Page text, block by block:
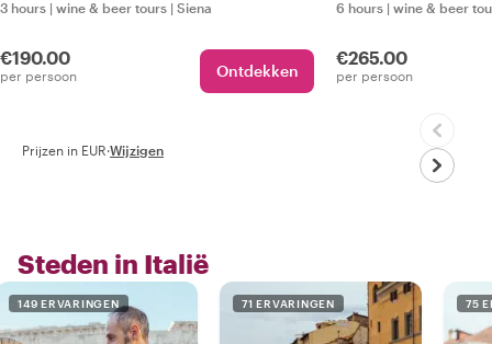
3 hours | wine & beer tours | Siena
€190.00
per persoon Ontdekken
6 hours | wine & beer
€265.00
per persoon
Prijzen in EUR·Wijzigen
Steden in Italië
149 ERVARINGEN 71 ERVARINGEN 75